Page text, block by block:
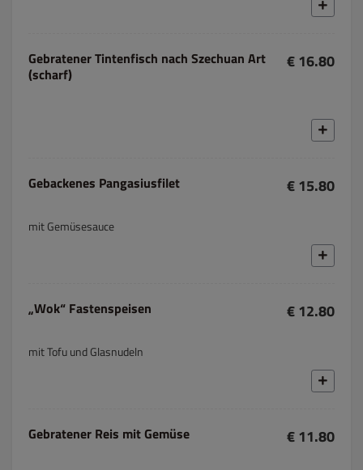
Gebratener Tintenfisch nach Szechuan Art
(scharf)
€ 16.80
Gebackenes Pangasiusfilet € 15.80
mit Gemüsesauce
„Wok“ Fastenspeisen € 12.80
mit Tofu und Glasnudeln
Gebratener Reis mit Gemüse € 11.80